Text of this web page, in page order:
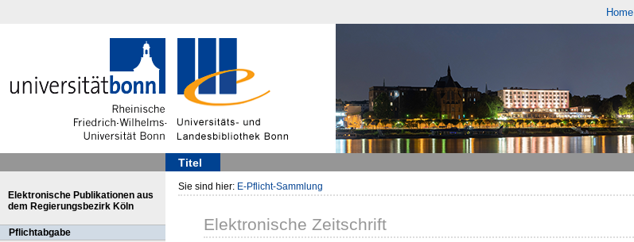
Home
Titel
Elektronische Publikationen aus
dem Regierungsbezirk Köln
Pflichtabgabe
Sie sind hier: E-Pflicht-Sammlung
Elektronische Zeitschrift